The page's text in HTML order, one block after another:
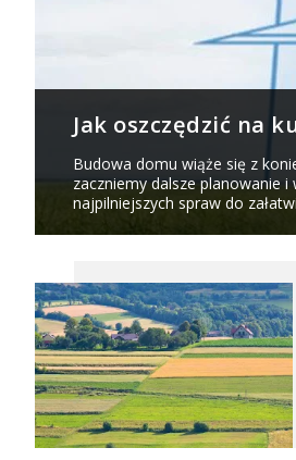
Jak oszczędzić na
Budowa domu wiąże się z
zaczniemy dalsze planowanie
najpilniejszych spraw do